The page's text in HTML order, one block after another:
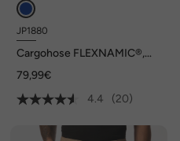
JP1880
Cargohose FLEXNAMIC®,
Taschen, bis Gr. 72
79,99€
4.4
(20)